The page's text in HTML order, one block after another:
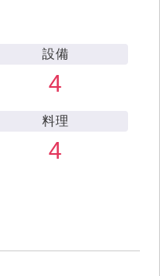
設備
4
料理
4